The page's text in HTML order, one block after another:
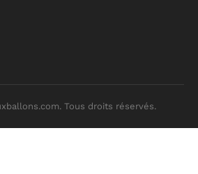
Tous droits réservés.